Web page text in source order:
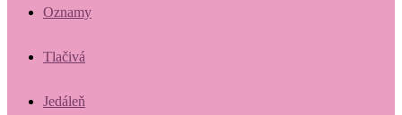
Oznamy
Tlačivá
Jedáleň